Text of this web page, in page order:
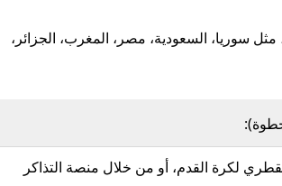
سوريا، السعودية، مصر، المغرب، الجزائر،
لكرة القدم، أو من خلال منصة التذاكر